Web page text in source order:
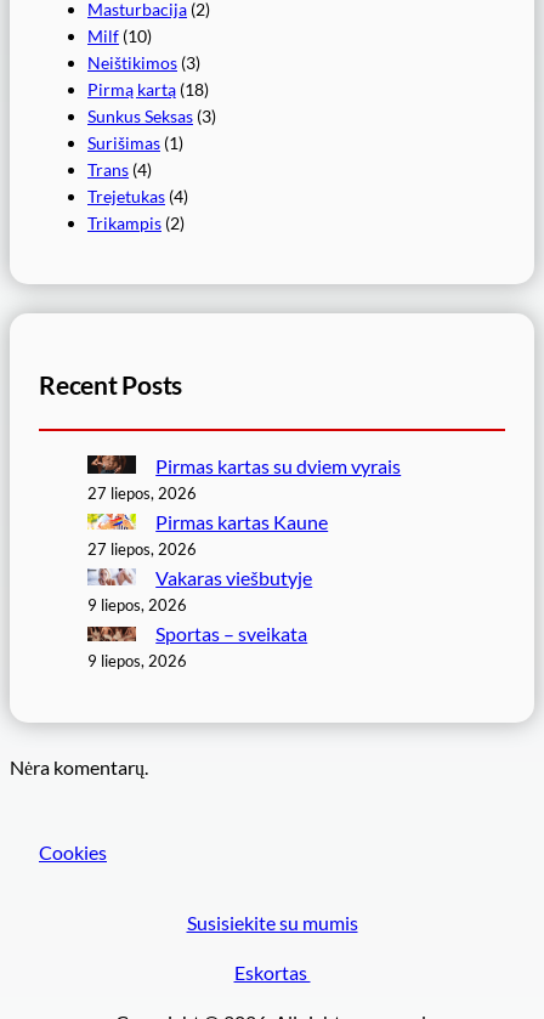
Masturbacija (2)
Milf (10)
Neištikimos (3)
Pirmą kartą (18)
Sunkus Seksas (3)
Surišimas (1)
Trans (4)
Trejetukas (4)
Trikampis (2)
Recent Posts
Pirmas kartas su dviem vyrais
27 liepos, 2026
Pirmas kartas Kaune
27 liepos, 2026
Vakaras viešbutyje
9 liepos, 2026
Sportas – sveikata
9 liepos, 2026
Nėra komentarų.
Cookies
Susisiekite su mumis
Eskortas